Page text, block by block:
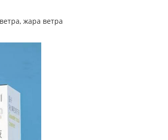
жара ветра